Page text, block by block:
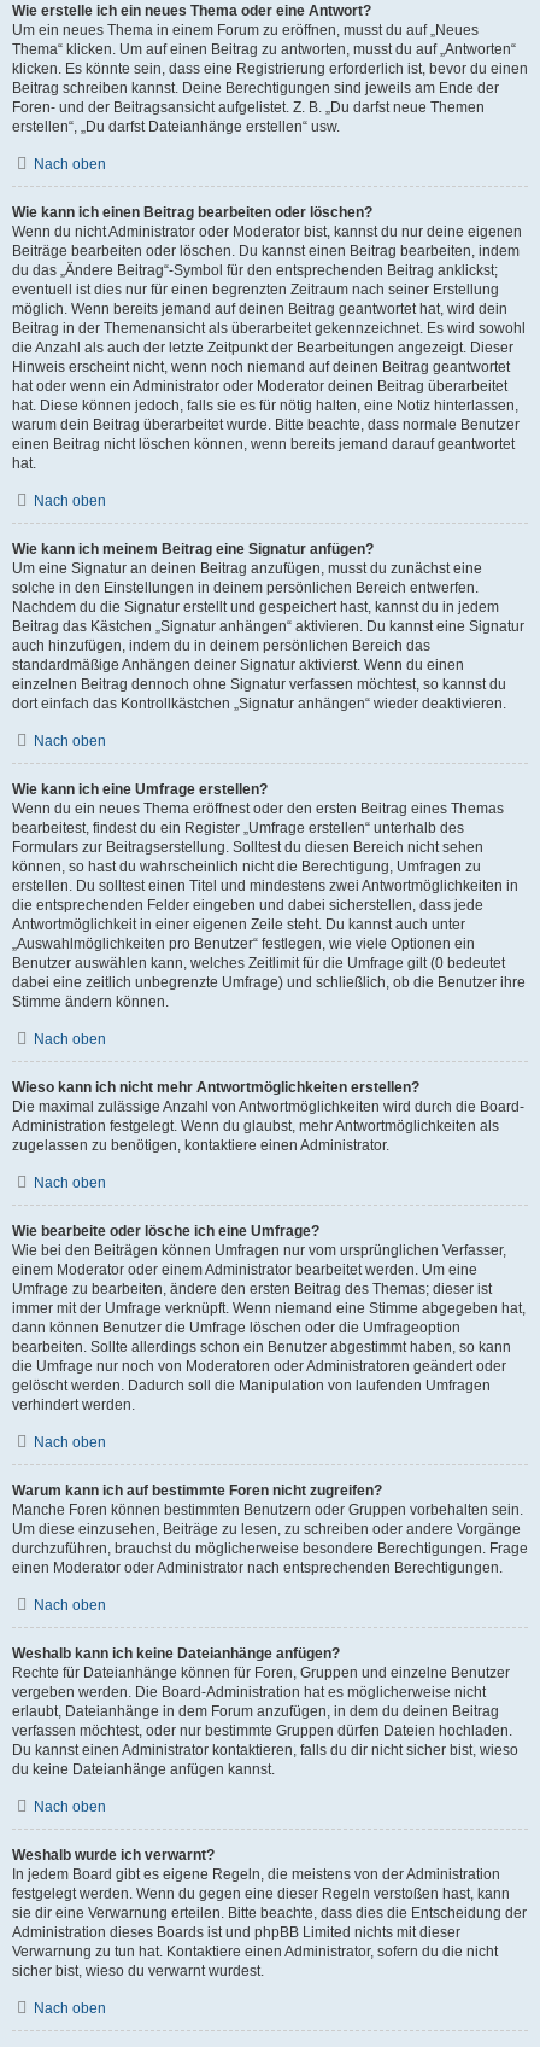
Wie erstelle ich ein neues Thema oder eine Antwort?
Um ein neues Thema in einem Forum zu eröffnen, musst du auf „Neues
Thema“ klicken. Um auf einen Beitrag zu antworten, musst du auf „Antworten“
klicken. Es könnte sein, dass eine Registrierung erforderlich ist, bevor du einen
Beitrag schreiben kannst. Deine Berechtigungen sind jeweils am Ende der
Foren- und der Beitragsansicht aufgelistet. Z. B. „Du darfst neue Themen
erstellen“, „Du darfst Dateianhänge erstellen“ usw.
Nach oben
Wie kann ich einen Beitrag bearbeiten oder löschen?
Wenn du nicht Administrator oder Moderator bist, kannst du nur deine eigenen
Beiträge bearbeiten oder löschen. Du kannst einen Beitrag bearbeiten, indem
du das „Ändere Beitrag“-Symbol für den entsprechenden Beitrag anklickst;
eventuell ist dies nur für einen begrenzten Zeitraum nach seiner Erstellung
möglich. Wenn bereits jemand auf deinen Beitrag geantwortet hat, wird dein
Beitrag in der Themenansicht als überarbeitet gekennzeichnet. Es wird sowohl
die Anzahl als auch der letzte Zeitpunkt der Bearbeitungen angezeigt. Dieser
Hinweis erscheint nicht, wenn noch niemand auf deinen Beitrag geantwortet
hat oder wenn ein Administrator oder Moderator deinen Beitrag überarbeitet
hat. Diese können jedoch, falls sie es für nötig halten, eine Notiz hinterlassen,
warum dein Beitrag überarbeitet wurde. Bitte beachte, dass normale Benutzer
einen Beitrag nicht löschen können, wenn bereits jemand darauf geantwortet
hat.
Nach oben
Wie kann ich meinem Beitrag eine Signatur anfügen?
Um eine Signatur an deinen Beitrag anzufügen, musst du zunächst eine
solche in den Einstellungen in deinem persönlichen Bereich entwerfen.
Nachdem du die Signatur erstellt und gespeichert hast, kannst du in jedem
Beitrag das Kästchen „Signatur anhängen“ aktivieren. Du kannst eine Signatur
auch hinzufügen, indem du in deinem persönlichen Bereich das
standardmäßige Anhängen deiner Signatur aktivierst. Wenn du einen
einzelnen Beitrag dennoch ohne Signatur verfassen möchtest, so kannst du
dort einfach das Kontrollkästchen „Signatur anhängen“ wieder deaktivieren.
Nach oben
Wie kann ich eine Umfrage erstellen?
Wenn du ein neues Thema eröffnest oder den ersten Beitrag eines Themas
bearbeitest, findest du ein Register „Umfrage erstellen“ unterhalb des
Formulars zur Beitragserstellung. Solltest du diesen Bereich nicht sehen
können, so hast du wahrscheinlich nicht die Berechtigung, Umfragen zu
erstellen. Du solltest einen Titel und mindestens zwei Antwortmöglichkeiten in
die entsprechenden Felder eingeben und dabei sicherstellen, dass jede
Antwortmöglichkeit in einer eigenen Zeile steht. Du kannst auch unter
„Auswahlmöglichkeiten pro Benutzer“ festlegen, wie viele Optionen ein
Benutzer auswählen kann, welches Zeitlimit für die Umfrage gilt (0 bedeutet
dabei eine zeitlich unbegrenzte Umfrage) und schließlich, ob die Benutzer ihre
Stimme ändern können.
Nach oben
Wieso kann ich nicht mehr Antwortmöglichkeiten erstellen?
Die maximal zulässige Anzahl von Antwortmöglichkeiten wird durch die Board-
Administration festgelegt. Wenn du glaubst, mehr Antwortmöglichkeiten als
zugelassen zu benötigen, kontaktiere einen Administrator.
Nach oben
Wie bearbeite oder lösche ich eine Umfrage?
Wie bei den Beiträgen können Umfragen nur vom ursprünglichen Verfasser,
einem Moderator oder einem Administrator bearbeitet werden. Um eine
Umfrage zu bearbeiten, ändere den ersten Beitrag des Themas; dieser ist
immer mit der Umfrage verknüpft. Wenn niemand eine Stimme abgegeben hat,
dann können Benutzer die Umfrage löschen oder die Umfrageoption
bearbeiten. Sollte allerdings schon ein Benutzer abgestimmt haben, so kann
die Umfrage nur noch von Moderatoren oder Administratoren geändert oder
gelöscht werden. Dadurch soll die Manipulation von laufenden Umfragen
verhindert werden.
Nach oben
Warum kann ich auf bestimmte Foren nicht zugreifen?
Manche Foren können bestimmten Benutzern oder Gruppen vorbehalten sein.
Um diese einzusehen, Beiträge zu lesen, zu schreiben oder andere Vorgänge
durchzuführen, brauchst du möglicherweise besondere Berechtigungen. Frage
einen Moderator oder Administrator nach entsprechenden Berechtigungen.
Nach oben
Weshalb kann ich keine Dateianhänge anfügen?
Rechte für Dateianhänge können für Foren, Gruppen und einzelne Benutzer
vergeben werden. Die Board-Administration hat es möglicherweise nicht
erlaubt, Dateianhänge in dem Forum anzufügen, in dem du deinen Beitrag
verfassen möchtest, oder nur bestimmte Gruppen dürfen Dateien hochladen.
Du kannst einen Administrator kontaktieren, falls du dir nicht sicher bist, wieso
du keine Dateianhänge anfügen kannst.
Nach oben
Weshalb wurde ich verwarnt?
In jedem Board gibt es eigene Regeln, die meistens von der Administration
festgelegt werden. Wenn du gegen eine dieser Regeln verstoßen hast, kann
sie dir eine Verwarnung erteilen. Bitte beachte, dass dies die Entscheidung der
Administration dieses Boards ist und phpBB Limited nichts mit dieser
Verwarnung zu tun hat. Kontaktiere einen Administrator, sofern du die nicht
sicher bist, wieso du verwarnt wurdest.
Nach oben